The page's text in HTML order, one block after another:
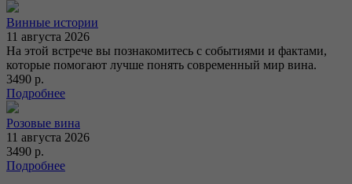
Винные истории
11 августа 2026
На этой встрече вы познакомитесь с событиями и фактами,
которые помогают лучше понять современный мир вина.
3490 р.
Подробнее
Розовые вина
11 августа 2026
3490 р.
Подробнее